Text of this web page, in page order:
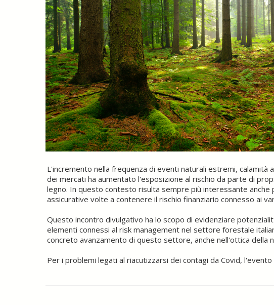
L'incremento nella frequenza di eventi naturali estremi, calamità
dei mercati ha aumentato l'esposizione al rischio da parte di
legno. In questo contesto risulta sempre più interessante
assicurative volte a contenere il rischio finanziario connesso ai
Questo incontro divulgativo ha lo scopo di evidenziare
elementi connessi al risk management nel settore forestale
concreto avanzamento di questo settore, anche nell'ottica della
Per i problemi legati al riacutizzarsi dei contagi da Covid,